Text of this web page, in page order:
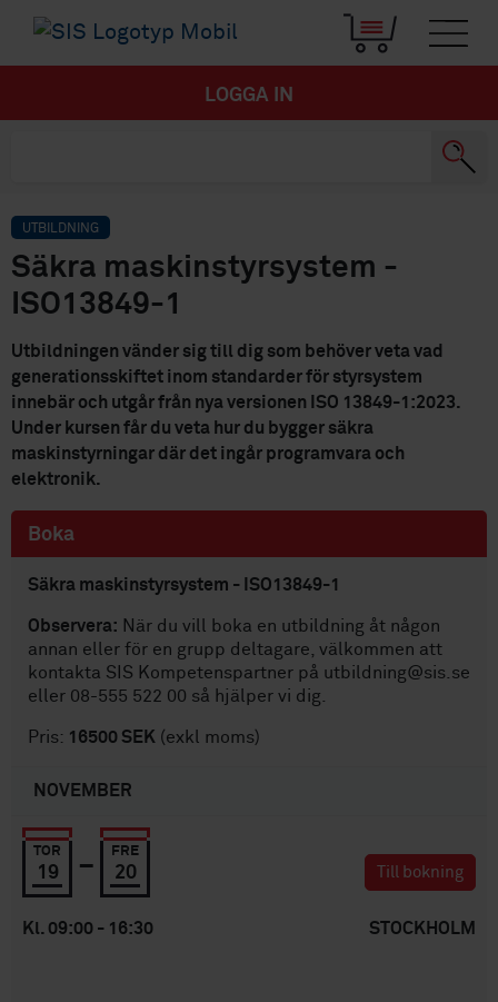
LOGGA IN
UTBILDNING
Säkra maskinstyrsystem -
ISO13849-1
Utbildningen vänder sig till dig som behöver veta vad
generationsskiftet inom standarder för styrsystem
innebär och utgår från nya versionen ISO 13849-1:2023.
Under kursen får du veta hur du bygger säkra
maskinstyrningar där det ingår programvara och
elektronik.
Boka
Säkra maskinstyrsystem - ISO13849-1
Observera: När du vill boka en utbildning åt någon
annan eller för en grupp deltagare, välkommen att
kontakta SIS Kompetenspartner på utbildning@sis.se
eller 08-555 522 00 så hjälper vi dig.
Pris: 16500 SEK (exkl moms)
NOVEMBER
TOR
19 - FRE
20 Till bokning
Kl. 09:00 - 16:30 STOCKHOLM